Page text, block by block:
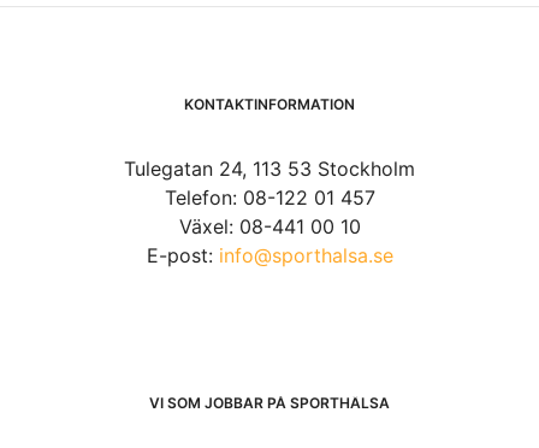
KONTAKTINFORMATION
Tulegatan 24, 113 53 Stockholm
Telefon: 08-122 01 457
Växel: 08-441 00 10
E-post: info@sporthalsa.se
VI SOM JOBBAR PÅ SPORTHÄLSA